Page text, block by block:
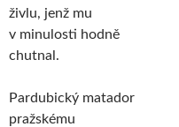
živlu, jenž mu
v minulosti hodně
chutnal.
Pardubický matador
pražskému